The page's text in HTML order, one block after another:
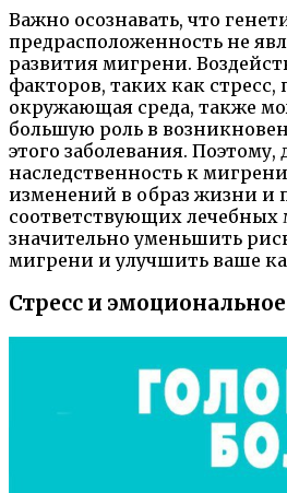
Важно осознавать, что
предрасположенность не
развития мигрени.
факторов, таких как стресс,
окружающая среда, также
большую роль в
этого заболевания. Поэтому,
наследственность к
изменений в образ жизни и
соответствующих лечебных
значительно уменьшить
мигрени и улучшить ваше
Стресс и